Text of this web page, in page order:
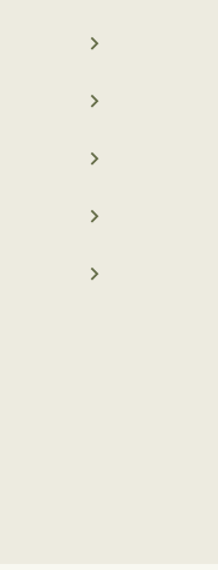
navigate_next
navigate_next
navigate_next
navigate_next
navigate_next